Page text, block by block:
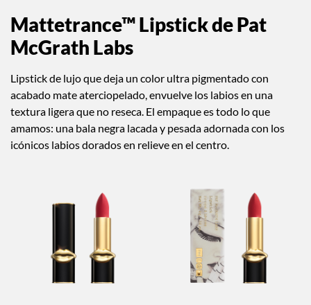
Mattetrance™ Lipstick de Pat
McGrath Labs
Lipstick de lujo que deja un color ultra pigmentado con
acabado mate aterciopelado, envuelve los labios en una
textura ligera que no reseca. El empaque es todo lo que
amamos: una bala negra lacada y pesada adornada con los
icónicos labios dorados en relieve en el centro.